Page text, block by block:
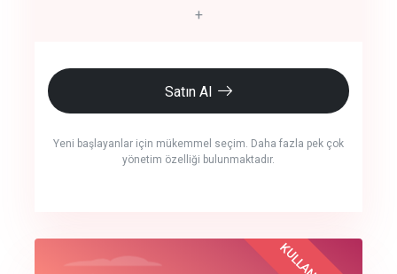
+
Satın Al
Yeni başlayanlar için mükemmel seçim. Daha fazla pek çok
yönetim özelliği bulunmaktadır.
crm auto cync